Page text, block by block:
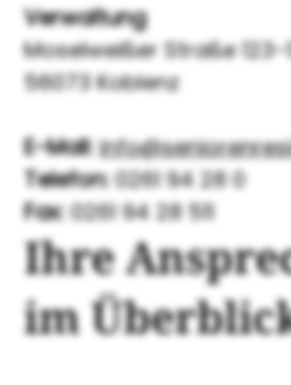
Verwaltung
Moselweißer Straße 123-
56073 Koblenz
E-Mail:
Telefon:0261 94 28 0
Fax:0261 94 28 511
Ihre
im